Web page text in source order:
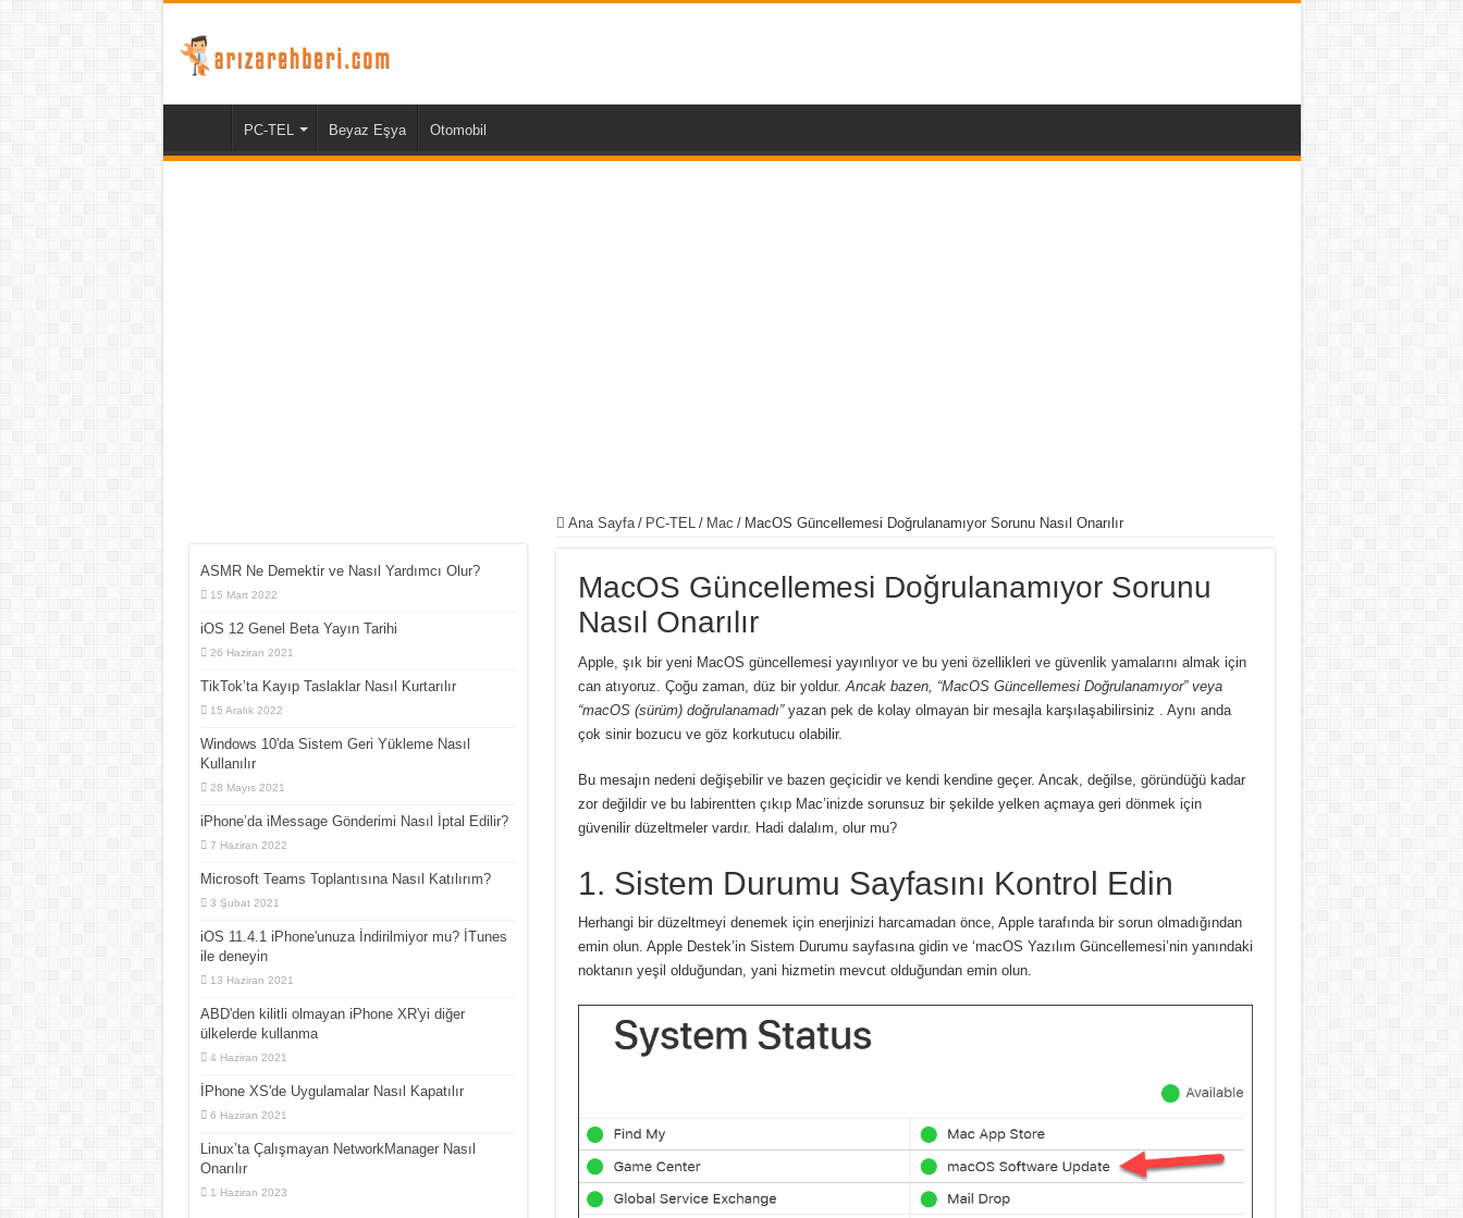
PC-TEL Beyaz Eşya Otomobil
Ana Sayfa / PC-TEL / Mac / MacOS Güncellemesi Doğrulanamıyor Sorunu Nasıl Onarılır
MacOS Güncellemesi Doğrulanamıyor Sorunu
Nasıl Onarılır
Apple, şık bir yeni MacOS güncellemesi yayınlıyor ve bu yeni özellikleri ve güvenlik yamalarını almak için
can atıyoruz. Çoğu zaman, düz bir yoldur. Ancak bazen, “MacOS Güncellemesi Doğrulanamıyor” veya
“macOS (sürüm) doğrulanamadı”yazan pek de kolay olmayan bir mesajla karşılaşabilirsiniz . Aynı anda
çok sinir bozucu ve göz korkutucu olabilir.
Bu mesajın nedeni değişebilir ve bazen geçicidir ve kendi kendine geçer. Ancak, değilse, göründüğü kadar
zor değildir ve bu labirentten çıkıp Mac’inizde sorunsuz bir şekilde yelken açmaya geri dönmek için
güvenilir düzeltmeler vardır. Hadi dalalım, olur mu?
1. Sistem Durumu Sayfasını Kontrol Edin
Herhangi bir düzeltmeyi denemek için enerjinizi harcamadan önce, Apple tarafında bir sorun olmadığından
emin olun. Apple Destek’in Sistem Durumu sayfasına gidin ve ‘macOS Yazılım Güncellemesi’nin yanındaki
noktanın yeşil olduğundan, yani hizmetin mevcut olduğundan emin olun.
ASMR Ne Demektir ve Nasıl Yardımcı Olur?
15 Mart 2022
iOS 12 Genel Beta Yayın Tarihi
26 Haziran 2021
TikTok’ta Kayıp Taslaklar Nasıl Kurtarılır
15 Aralık 2022
Windows 10'da Sistem Geri Yükleme Nasıl
Kullanılır
28 Mayıs 2021
iPhone’da iMessage Gönderimi Nasıl İptal Edilir?
7 Haziran 2022
Microsoft Teams Toplantısına Nasıl Katılırım?
3 Şubat 2021
iOS 11.4.1 iPhone'unuza İndirilmiyor mu? İTunes
ile deneyin
13 Haziran 2021
ABD'den kilitli olmayan iPhone XR'yi diğer
ülkelerde kullanma
4 Haziran 2021
İPhone XS'de Uygulamalar Nasıl Kapatılır
6 Haziran 2021
Linux’ta Çalışmayan NetworkManager Nasıl
Onarılır
1 Haziran 2023